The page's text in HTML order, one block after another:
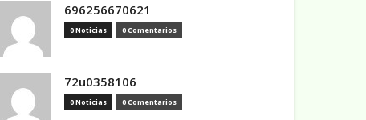
696256670621
0 Noticias 0 Comentarios
72u0358106
0 Noticias 0 Comentarios